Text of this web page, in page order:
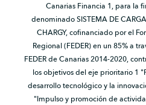
Canarias Financia 1, para la
denominado SISTEMA DE CARGA
CHARGY, cofinanciado por el
Regional (FEDER) en un 85% a
FEDER de Canarias 2014-2020,
los objetivos del eje prioritario 1
desarrollo tecnológico y la
"Impulso y promoción de